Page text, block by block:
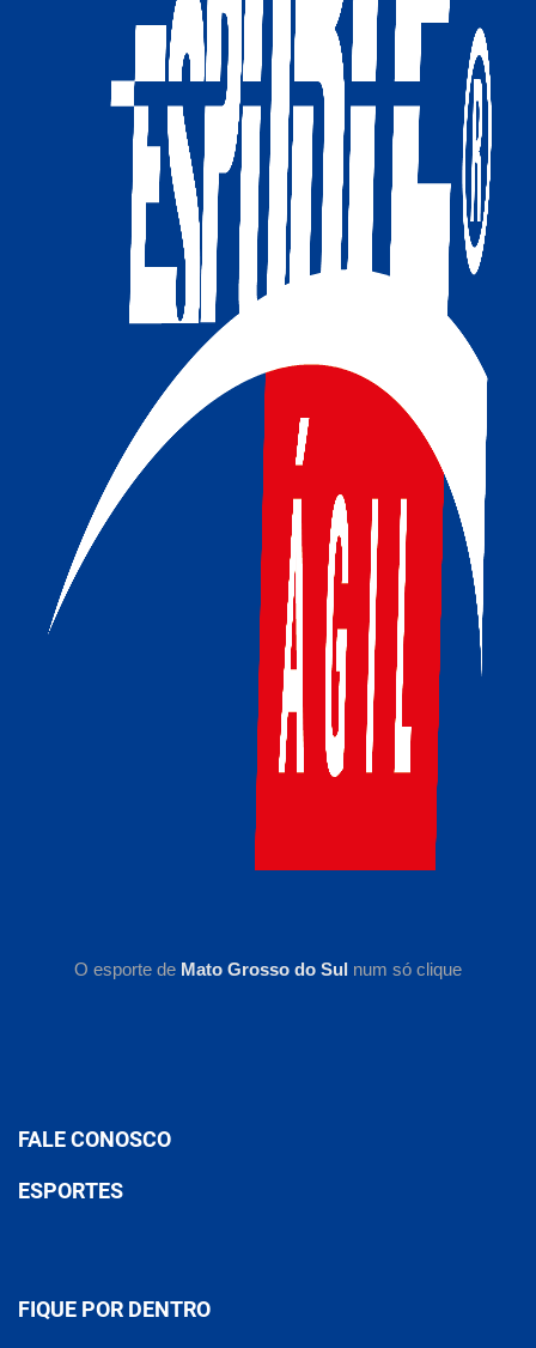
O esporte de Mato Grosso do Sul num só clique
FALE CONOSCO
ESPORTES
FIQUE POR DENTRO